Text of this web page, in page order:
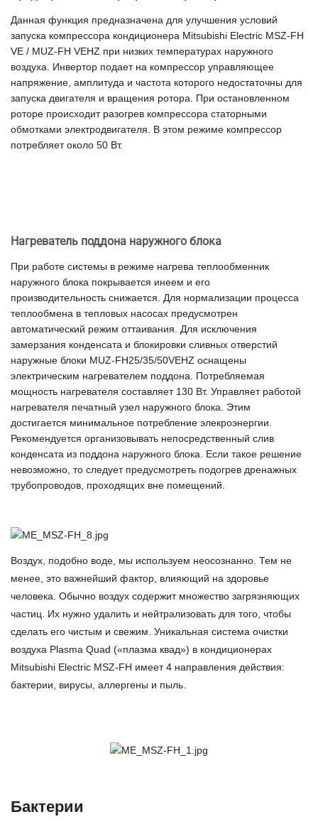
Данная функция предназначена для улучшения условий
запуска компрессора кондиционера Mitsubishi Electric MSZ-FH
VE / MUZ-FH VEHZ при низких температурах наружного
воздуха. Инвертор подает на компрессор управляющее
напряжение, амплитуда и частота которого недостаточны для
запуска двигателя и вращения ротора. При остановленном
роторе происходит разогрев компрессора статорными
обмотками электродвигателя. В этом режиме компрессор
потребляет около 50 Вт.
Нагреватель поддона наружного блока
При работе системы в режиме нагрева теплообменник
наружного блока покрывается инеем и его
производительность снижается. Для нормализации процесса
теплообмена в тепловых насосах предусмотрен
автоматический режим оттаивания. Для исключения
замерзания конденсата и блокировки сливных отверстий
наружные блоки MUZ-FH25/35/50VEHZ оснащены
электрическим нагревателем поддона. Потребляемая
мощность нагревателя составляет 130 Вт. Управляет работой
нагревателя печатный узел наружного блока. Этим
достигается минимальное потребление элекроэнергии.
Рекомендуется организовывать непосредственный слив
конденсата из поддона наружного блока. Если такое решение
невозможно, то следует предусмотреть подогрев дренажных
трубопроводов, проходящих вне помещений.
Воздух, подобно воде, мы используем неосознанно. Тем не
менее, это важнейший фактор, влияющий на здоровье
человека. Обычно воздух содержит множество загрязняющих
частиц. Их нужно удалить и нейтрализовать для того, чтобы
сделать его чистым и свежим. Уникальная система очистки
воздуха Plasma Quad («плазма квад») в кондиционерах
Mitsubishi Electric MSZ-FH имеет 4 направления действия:
бактерии, вирусы, аллергены и пыль.
Бактерии